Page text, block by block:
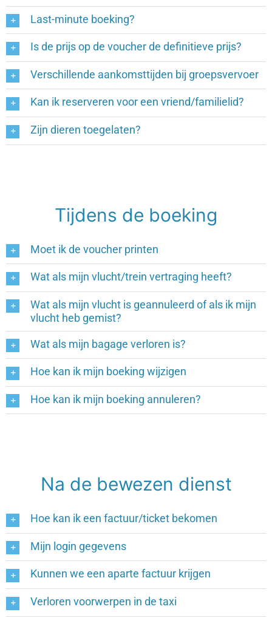
Last-minute boeking?
Is de prijs op de voucher de definitieve prijs?
Verschillende aankomsttijden bij groepsvervoer
Kan ik reserveren voor een vriend/familielid?
Zijn dieren toegelaten?
Tijdens de boeking
Moet ik de voucher printen
Wat als mijn vlucht/trein vertraging heeft?
Wat als mijn vlucht is geannuleerd of als ik mijn
vlucht heb gemist?
Wat als mijn bagage verloren is?
Hoe kan ik mijn boeking wijzigen
Hoe kan ik mijn boeking annuleren?
Na de bewezen dienst
Hoe kan ik een factuur/ticket bekomen
Mijn login gegevens
Kunnen we een aparte factuur krijgen
Verloren voorwerpen in de taxi